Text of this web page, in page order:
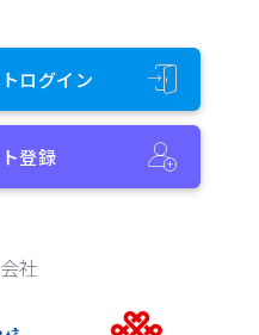
ログイン
登録
社